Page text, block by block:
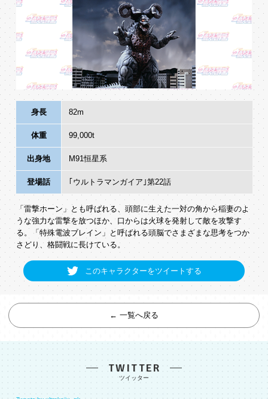
身長 82m
体重 99,000t
出身地 M91恒星系
登場話 ｢ウルトラマンガイア｣第22話
「雷撃ホーン」とも呼ばれる、頭部に生えた一対の角から稲妻のよ
うな強力な雷撃を放つほか、口からは火球を発射して敵を攻撃す
る。「特殊電波ブレイン」と呼ばれる頭脳でさまざまな思考をつか
さどり、格闘戦に長けている。
このキャラクターをツイートする
← 一覧へ戻る
TWITTER